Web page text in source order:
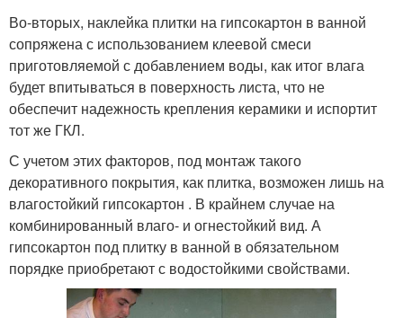
Во-вторых, наклейка плитки на гипсокартон в ванной
сопряжена с использованием клеевой смеси
приготовляемой с добавлением воды, как итог влага
будет впитываться в поверхность листа, что не
обеспечит надежность крепления керамики и испортит
тот же ГКЛ.
С учетом этих факторов, под монтаж такого
декоративного покрытия, как плитка, возможен лишь на
влагостойкий гипсокартон . В крайнем случае на
комбинированный влаго- и огнестойкий вид. А
гипсокартон под плитку в ванной в обязательном
порядке приобретают с водостойкими свойствами.